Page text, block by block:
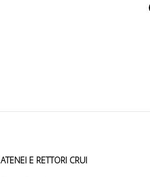
ATENEI E RETTORI CRUI